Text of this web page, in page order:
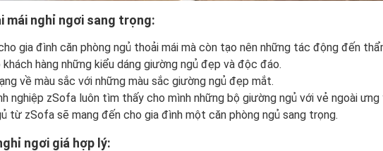
mái nghỉ ngơi sang trọng:
gia đình căn phòng ngủ thoải mái mà còn tạo nên những tác động đến
hàng những kiểu dáng giường ngủ đẹp và độc đáo.
về màu sắc với những màu sắc giường ngủ đẹp mắt.
nghiệp zSofa luôn tìm thấy cho mình những bộ giường ngủ với vẻ ngoài ưng
từ zSofa sẽ mang đến cho gia đình một căn phòng ngủ sang trọng.
ngơi giá hợp lý: